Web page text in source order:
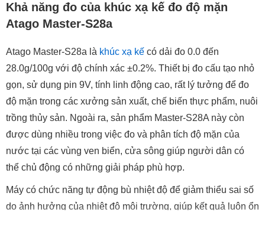
Khả năng đo của khúc xạ kế đo độ mặn
Atago Master-S28a
Atago Master-S28a là khúc xạ kế có dải đo 0.0 đến
28.0g/100g với độ chính xác ±0.2%. Thiết bị đo cấu tạo nhỏ
gọn, sử dụng pin 9V, tính linh động cao, rất lý tưởng để đo
độ mặn trong các xưởng sản xuất, chế biến thực phẩm, nuôi
trồng thủy sản. Ngoài ra, sản phẩm Master-S28A này còn
được dùng nhiều trong việc đo và phân tích độ mặn của
nước tại các vùng ven biển, cửa sông giúp người dân có
thể chủ động có những giải pháp phù hợp.
Máy có chức năng tự động bù nhiệt độ để giảm thiểu sai số
do ảnh hưởng của nhiệt độ môi trường, giúp kết quả luôn ổn